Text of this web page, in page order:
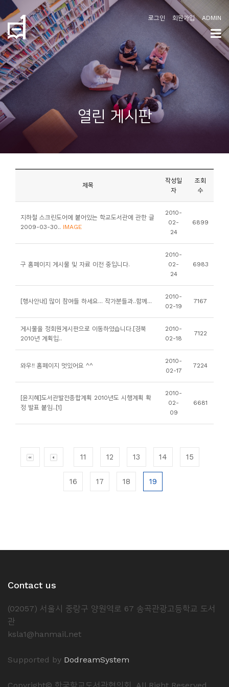
로그인 회원가입 ADMIN
열린 게시판
제목
작성일
자
조회
수
지하철 스크린도어에 붙어있는 학교도서관에 관한 글
2009-03-30.. IMAGE
2010-
02-
24
6899
구 홈페이지 게시물 및 자료 이전 중입니다.
2010-
02-
24
6983
[행사안내] 많이 참여들 하세요... 작가분들과..함께...
2010-
02-19
7167
게시물을 정회원게시판으로 이동하였습니다.[경북
2010년 계획입..
2010-
02-18
7122
와우!! 홈페이지 멋있어요 ^^
2010-
02-17
7224
[윤지혜]도서관발전종합계획 2010년도 시행계획 확
정 발표 붙임..[1]
2010-
02-
09
6681
11 12 13 14 15
16 17 18 19
Contact us
(02057) 서울시 중랑구 양원역로 67 송곡관광고등학교 도서
관
ksla1@hanmail.net
Supported by DodreamSystem
학
도
협
개
지
사
진
실